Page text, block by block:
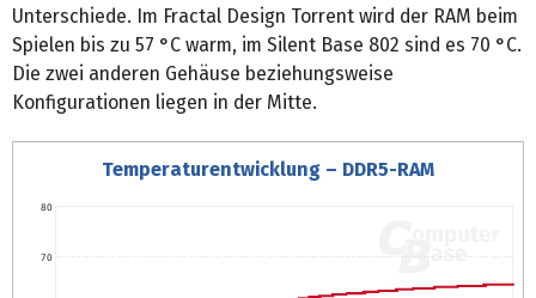
Unterschiede. Im Fractal Design Torrent wird der RAM beim
Spielen bis zu 57 °C warm, im Silent Base 802 sind es 70 °C.
Die zwei anderen Gehäuse beziehungsweise
Konfigurationen liegen in der Mitte.
Temperaturentwicklung – DDR5-RAM
70
80